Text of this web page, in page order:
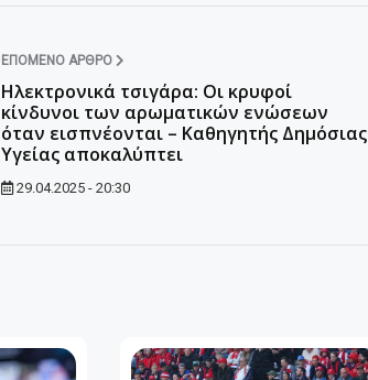
ΕΠΌΜΕΝΟ ΆΡΘΡΟ
Ηλεκτρονικά τσιγάρα: Οι κρυφοί
κίνδυνοι των αρωματικών ενώσεων
όταν εισπνέονται – Kαθηγητής Δημόσιας
Υγείας αποκαλύπτει
29.04.2025 - 20:30